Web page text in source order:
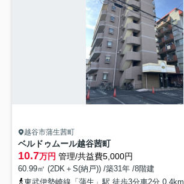
越谷市蒲生茜町
ベルドゥムール越谷茜町
10.7万円 管理/共益費5,000円
60.99㎡ (2DK＋S(納戸)) /築31年 /8階建
東武伊勢崎線「蒲生」駅 徒歩3分車2分 0.4km